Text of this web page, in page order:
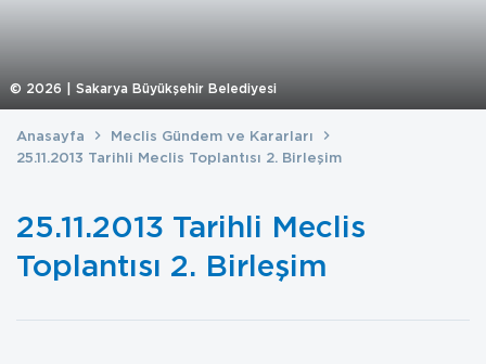
© 2026 | Sakarya Büyükşehir Belediyesi
Anasayfa
Meclis Gündem ve Kararları
25.11.2013 Tarihli Meclis Toplantısı 2. Birleşim
25.11.2013 Tarihli Meclis
Toplantısı 2. Birleşim